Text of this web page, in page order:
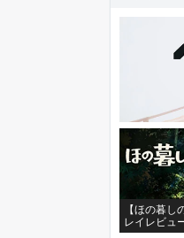
【ほの暮し
レイレビュ